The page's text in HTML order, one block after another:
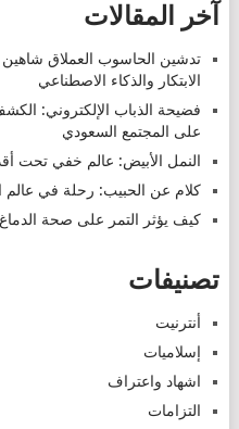
آخر المقالات
الابتكار والذكاء الاصطناعي
فضيحة الذباب الإلكتروني:
على المجتمع السعودي
النمل الأبيض: عالم خفي تحت
كلام عن الحبيب: رحلة في عالم
كيف يؤثر التمر على صحة الدماغ
تصنيفات
أنترنيت
إسلاميات
اشهاد واعتراف
التزامات